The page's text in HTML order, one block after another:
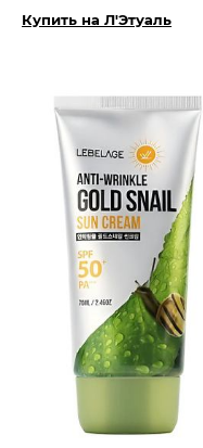
Купить на Л'Этуаль